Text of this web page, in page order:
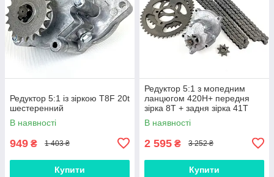
Редуктор 5:1 із зіркою T8F 20t
шестеренний
В наявності
949 ₴ 1 403 ₴
Купити
Редуктор 5:1 з мопедним
ланцюгом 420H+ передня
зірка 8T + задня зірка 41T
В наявності
2 595 ₴ 3 252 ₴
Купити